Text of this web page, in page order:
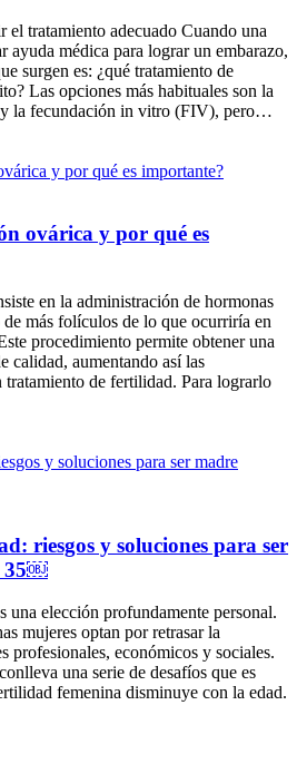
el tratamiento adecuado Cuando una
ayuda médica para lograr un embarazo,
surgen es: ¿qué tratamiento de
Las opciones más habituales son la
la fecundación in vitro (FIV), pero…
ovárica y por qué es
en la administración de hormonas
más folículos de lo que ocurriría en
procedimiento permite obtener una
calidad, aumentando así las
de fertilidad. Para lograrlo
riesgos y soluciones para ser
35￼
una elección profundamente personal.
mujeres optan por retrasar la
profesionales, económicos y sociales.
una serie de desafíos que es
femenina disminuye con la edad.